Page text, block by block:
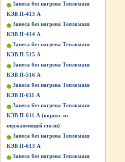
Завеса без нагрева Тепломаш
КЭВ П-413 А
Завеса без нагрева Тепломаш
КЭВ П-414 А
Завеса без нагрева Тепломаш
КЭВ П-515 A
Завеса без нагрева Тепломаш
КЭВ П-516 A
Завеса без нагрева Тепломаш
КЭВ П-611 А
Завеса без нагрева Тепломаш
КЭВ П-611 А (корпус из
нержавеющей стали)
Завеса без нагрева Тепломаш
КЭВ П-613 А
Завеса без нагрева Тепломаш